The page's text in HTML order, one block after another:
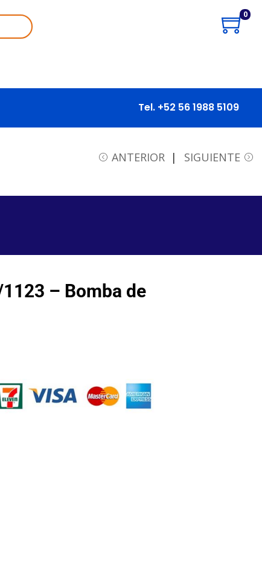
0
Tel. +52 56 1988 5109
ANTERIOR SIGUIENTE
– Bomba de